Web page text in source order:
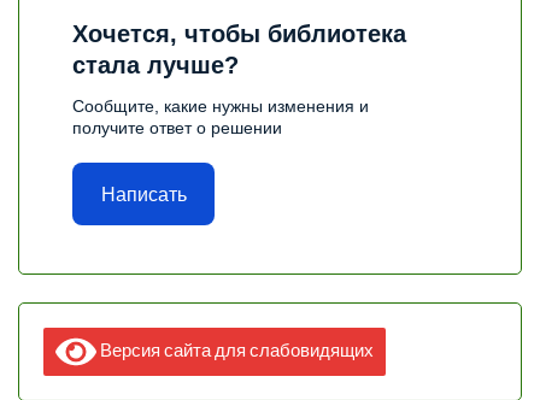
Хочется, чтобы библиотека
стала лучше?
Сообщите, какие нужны изменения и
получите ответ о решении
Написать
Версия сайта для слабовидящих